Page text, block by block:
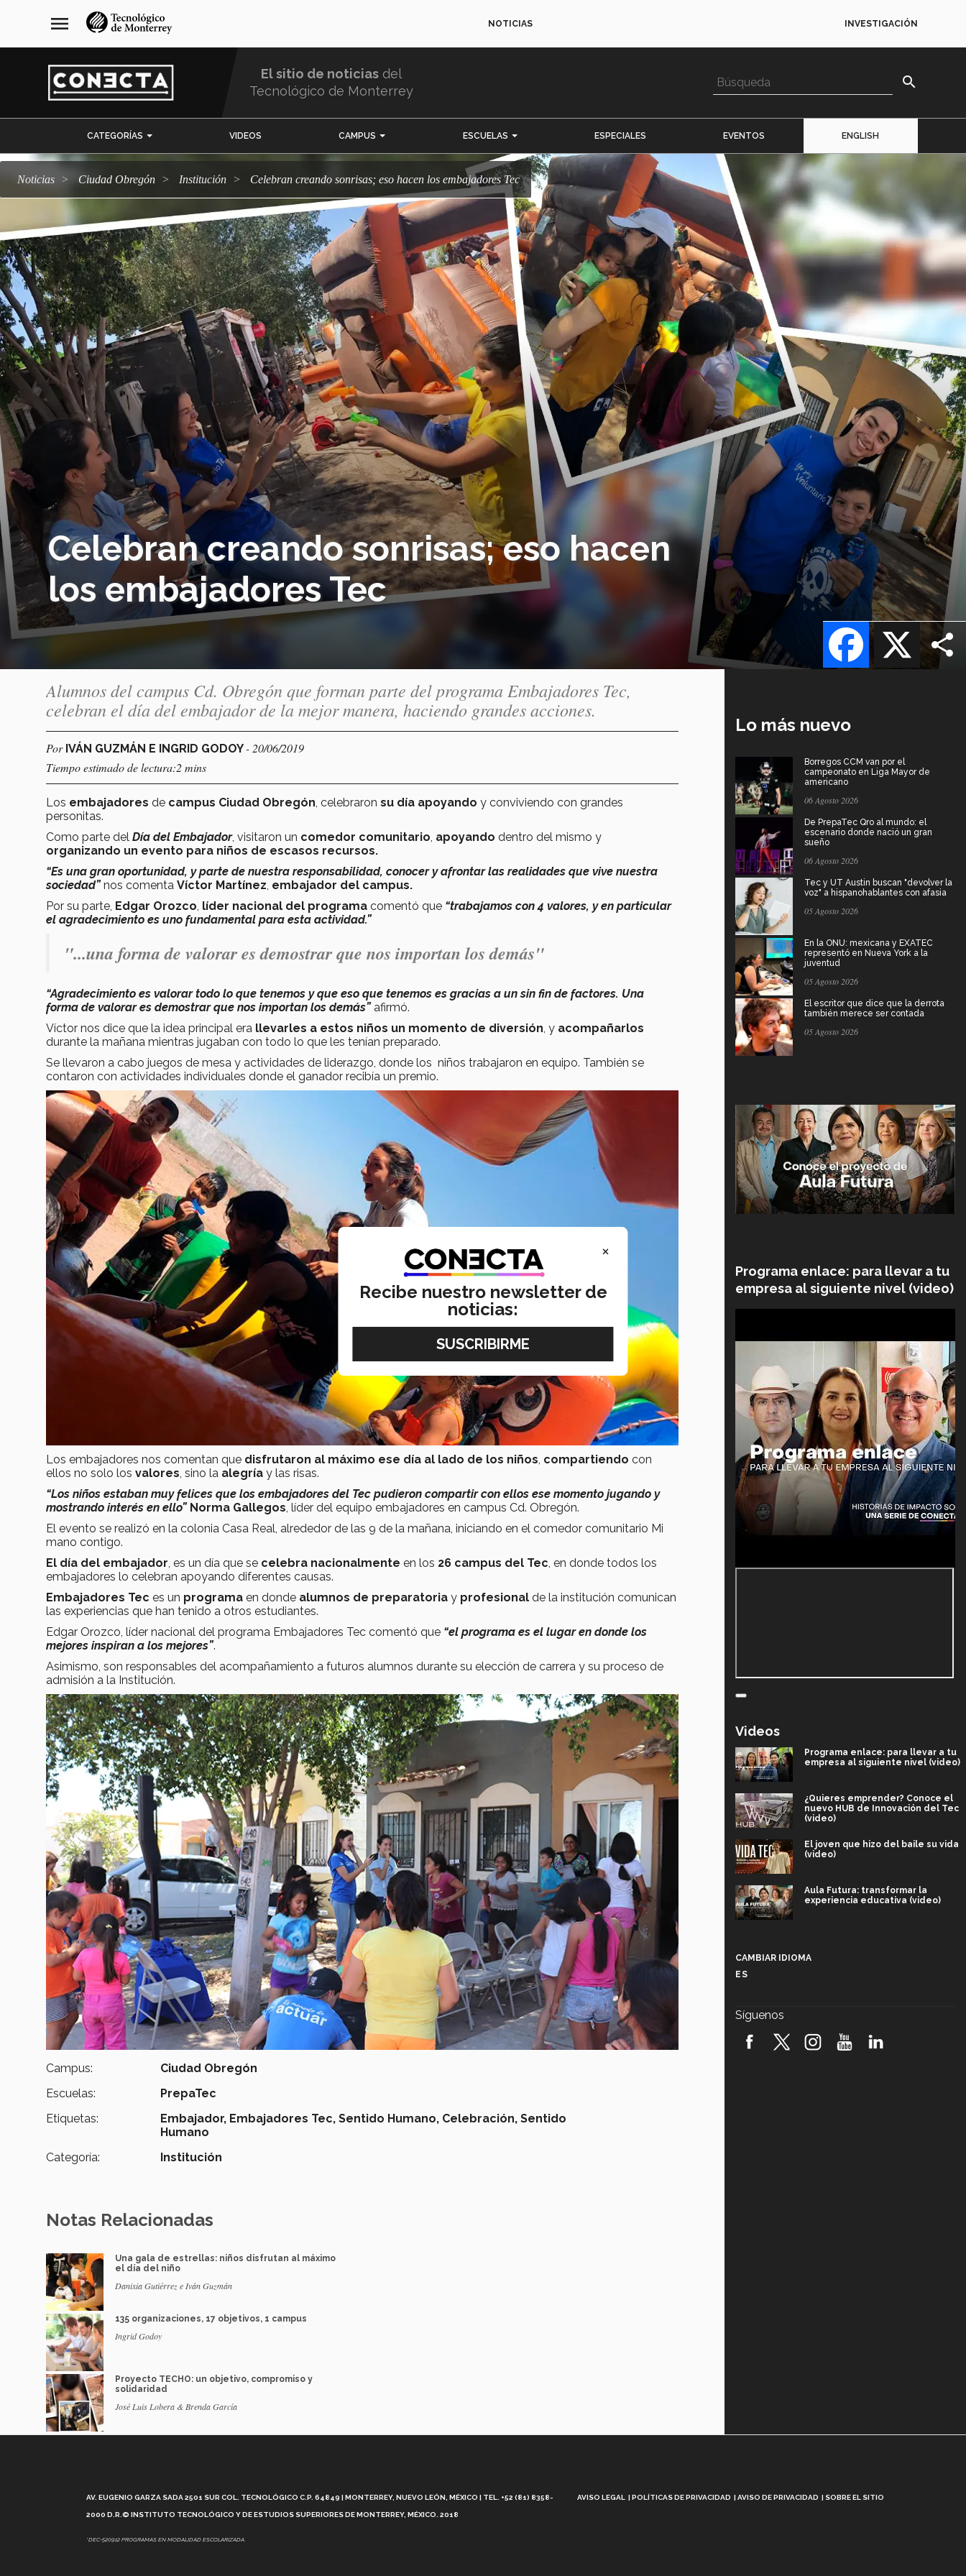
navegación
principal
menu NOTICIAS INVESTIGACIÓN
El sitio de noticias del
Tecnológico de Monterrey
search
CATEGORÍAS VIDEOS CAMPUS ESCUELAS ESPECIALES EVENTOS ENGLISH
Noticias Ciudad Obregón Institución Celebran creando sonrisas; eso hacen los embajadores Tec
Celebran creando sonrisas; eso hacen
los embajadores Tec
X
Facebook
Alumnos del campus Cd. Obregón que forman parte del programa Embajadores Tec,
celebran el día del embajador de la mejor manera, haciendo grandes acciones.
Por IVÁN GUZMÁN E INGRID GODOY- 20/06/2019
Tiempo estimado de lectura:2 mins
Los embajadores de campus Ciudad Obregón , celebraron su día apoyando y conviviendo con grandes
personitas.
Como parte del Día del Embajador, visitaron un comedor comunitario apoyando dentro del mismo y
organizando un evento para niños de escasos recursos.
“Es una gran oportunidad, y parte de nuestra responsabilidad, conocer y afrontar las realidades que vive nuestra
sociedad”nos comenta Víctor Martínez embajador del campus.
Por su parte, Edgar Orozco líder nacional del programa comentó que “trabajamos con 4 valores, y en particular
el agradecimiento es uno fundamental para esta actividad.”
"...una forma de valorar es demostrar que nos importan los demás"
“Agradecimiento es valorar todo lo que tenemos y que eso que tenemos es gracias a un sin fin de factores. Una
forma de valorar es demostrar que nos importan los demás”afirmó.
Víctor nos dice que la idea principal era llevarles a estos niños un momento de diversión , y acompañarlos
durante la mañana mientras jugaban con todo lo que les tenían preparado.
Se llevaron a cabo juegos de mesa y actividades de liderazgo, donde los niños trabajaron en equipo. También se
contaron con actividades individuales donde el ganador recibía un premio.
Los embajadores nos comentan que disfrutaron al máximo ese día al lado de los niños, compartiendo con
ellos no solo los valores, sino la alegría y las risas.
“Los niños estaban muy felices que los embajadores del Tec pudieron compartir con ellos ese momento jugando y
mostrando interés en ello” Norma Gallegos, líder del equipo embajadores en campus Cd. Obregón.
El evento se realizó en la colonia Casa Real, alrededor de las 9 de la mañana, iniciando en el comedor comunitario Mi
mano contigo.
El día del embajador, es un día que se celebra nacionalmente en los 26 campus del Tec, en donde todos los
embajadores lo celebran apoyando diferentes causas.
Embajadores Tec es un programa en donde alumnos de preparatoria y profesional de la institución comunican
las experiencias que han tenido a otros estudiantes.
Edgar Orozco, líder nacional del programa Embajadores Tec comentó que “el programa es el lugar en donde los
mejores inspiran a los mejores”.
Asimismo, son responsables del acompañamiento a futuros alumnos durante su elección de carrera y su proceso de
admisión a la Institución.
Campus:
Ciudad Obregón
Escuelas:
PrepaTec
Etiquetas:
Embajador, Embajadores Tec, Sentido Humano, Celebración, Sentido
Humano
Categoría:
Institución
Notas Relacionadas
Una gala de estrellas: niños disfrutan al máximo
el día del niño
Danixia Gutiérrez e Iván Guzmán
135 organizaciones, 17 objetivos, 1 campus
Ingrid Godoy
Proyecto TECHO: un objetivo, compromiso y
solidaridad
José Luis Lobera & Brenda García
Lo más nuevo
Borregos CCM van por el
campeonato en Liga Mayor de
americano
06 Agosto 2026
De PrepaTec Qro al mundo: el
escenario donde nació un gran
sueño
06 Agosto 2026
Tec y UT Austin buscan "devolver la
voz" a hispanohablantes con afasia
05 Agosto 2026
En la ONU: mexicana y EXATEC
representó en Nueva York a la
juventud
05 Agosto 2026
El escritor que dice que la derrota
también merece ser contada
05 Agosto 2026
Programa enlace: para llevar a tu
empresa al siguiente nivel (video)
Videos
Programa enlace: para llevar a tu
empresa al siguiente nivel (video)
¿Quieres emprender? Conoce el
nuevo HUB de Innovación del Tec
(video)
El joven que hizo del baile su vida
(video)
Aula Futura: transformar la
experiencia educativa (video)
robótica FIRST 2026! (video)
CAMBIAR IDIOMA
ES
Síguenos
AV. EUGENIO GARZA SADA 2501 SUR COL. TECNOLÓGICO C.P. 64849 | MONTERREY, NUEVO LEÓN, MÉXICO | TEL. +52 (81) 8358-
2000 D.R.© INSTITUTO TECNOLÓGICO Y DE ESTUDIOS SUPERIORES DE MONTERREY, MÉXICO. 2018
*DEC-520912 PROGRAMAS EN MODALIDAD ESCOLARIZADA.
AVISO LEGAL POLÍTICAS DE PRIVACIDAD AVISO DE PRIVACIDAD SOBRE EL SITIO
×
Recibe nuestro newsletter de
noticias: